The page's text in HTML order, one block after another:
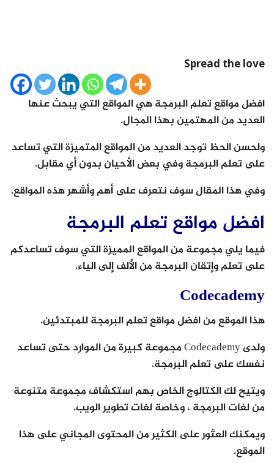
Spread the love
افضل مواقع تعلم البرمجة هي المواقع التي يبحث عنها
العديد من المهتمين بهذا المجال.
ولحسن الحظ توجد العديد من المواقع المتميزة التي تساعد
على تعلم البرمجة وفي بعض الأحيان بدون أي مقابل.
وفي هذا المقال سوف نتعرف على أهم وأشهر هذه المواقع.
افضل مواقع تعلم البرمجة
فيما يلي مجموعة من المواقع المميزة التي سوف تساعدكم
على تعلم وإتقان البرمجة من الألف إلى الياء.
Codecademy
هذا الموقع من افضل مواقع تعلم البرمجة للمبتدئين.
ولدى Codecademy مجموعة كبيرة من الموارد حتى تساعد
نفسك على تعلم البرمجة.
ويتيح لك الكتالوج الخاص بهم استكشاف مجموعة متنوعة
من لغات البرمجة ، وخاصة لغات تطوير الويب.
ويمكنك العثور على الكثير من المحتوى المجاني على هذا
الموقع.